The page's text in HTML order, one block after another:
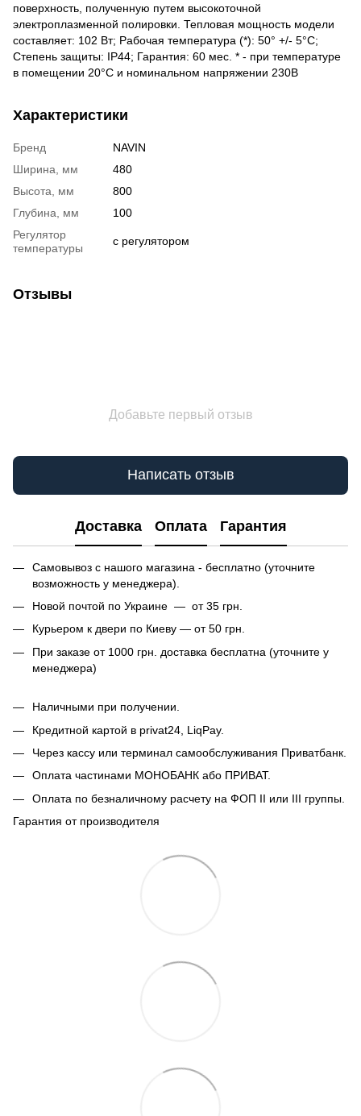
поверхность, полученную путем высокоточной
электроплазменной полировки. Тепловая мощность модели
составляет: 102 Вт; Рабочая температура (*): 50° +/- 5°C;
Степень защиты: IP44; Гарантия: 60 мес. * - при температуре
в помещении 20°С и номинальном напряжении 230В
Характеристики
Бренд
NAVIN
Ширина, мм
480
Высота, мм
800
Глубина, мм
100
Регулятор
температуры
с регулятором
Отзывы
Добавьте первый отзыв
Написать отзыв
Доставка Оплата Гарантия
Самовывоз с нашого магазина - бесплатно (уточните
возможность у менеджера).
Новой почтой по Украине — от 35 грн.
Курьером к двери по Киеву — от 50 грн.
При заказе от 1000 грн. доставка бесплатна (уточните у
менеджера)
Наличными при получении.
Кредитной картой в privat24, LiqPay.
Через кассу или терминал самообслуживания Приватбанк.
Оплата частинами МОНОБАНК або ПРИВАТ.
Оплата по безналичному расчету на ФОП II или III группы.
Гарантия от производителя